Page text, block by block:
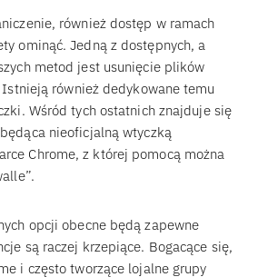
również dostęp w ramach
ominąć. Jedną z dostępnych, a
metod jest usunięcie plików
również dedykowane temu
Wśród tych ostatnich znajduje się
nieoficjalną wtyczką
Chrome, z której pomocą można
opcji obecne będą zapewne
są raczej krzepiące. Bogacące się,
i często tworzące lojalne grupy